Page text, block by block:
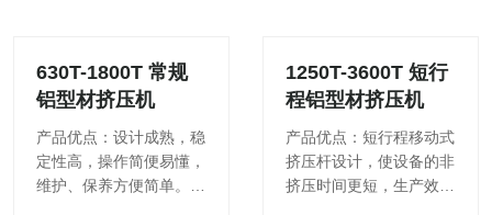
630T-1800T 常规
铝型材挤压机
产品优点：设计成熟，稳
定性高，操作简便易懂，
维护、保养方便简单。盛
1250T-3600T 短行
程铝型材挤压机
产品优点：短行程移动式
挤压杆设计，使设备的非
挤压时间更短，生产效率